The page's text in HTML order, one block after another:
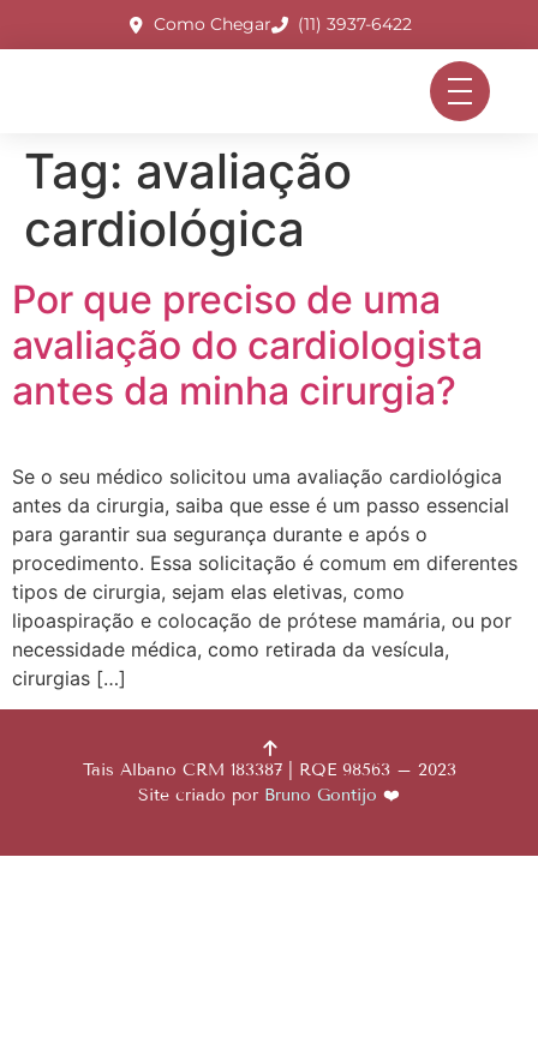
Como Chegar (11) 3937-6422
Tag: avaliação
cardiológica
Por que preciso de uma
avaliação do cardiologista
antes da minha cirurgia?
Se o seu médico solicitou uma avaliação cardiológica
antes da cirurgia, saiba que esse é um passo essencial
para garantir sua segurança durante e após o
procedimento. Essa solicitação é comum em diferentes
tipos de cirurgia, sejam elas eletivas, como
lipoaspiração e colocação de prótese mamária, ou por
necessidade médica, como retirada da vesícula,
cirurgias […]
Tais Albano CRM 183387 | RQE 98563 – 2023
Site criado por Bruno Gontijo ❤️